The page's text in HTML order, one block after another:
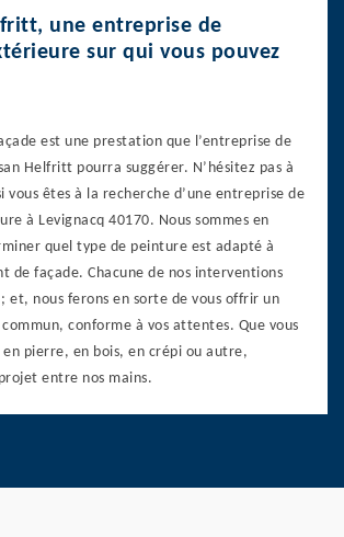
une entreprise de
sur qui vous pouvez
est une prestation que l’entreprise de
Helfritt pourra suggérer. N’hésitez pas à
vous êtes à la recherche d’une entreprise de
à Levignacq 40170. Nous sommes en
quel type de peinture est adapté à
de façade. Chacune de nos interventions
et, nous ferons en sorte de vous offrir un
conforme à vos attentes. Que vous
en pierre, en bois, en crépi ou autre,
entre nos mains.